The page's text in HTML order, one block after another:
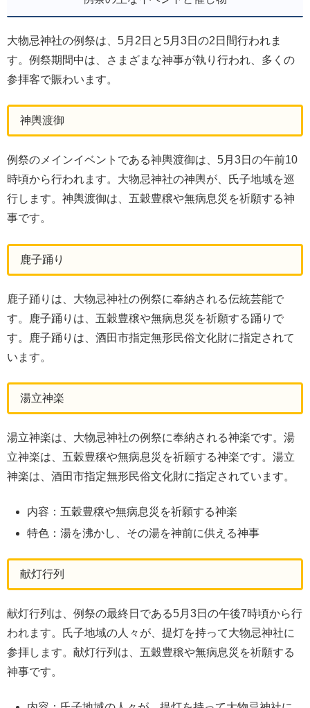
大物忌神社の例祭は、5月2日と5月3日の2日間行われま
す。例祭期間中は、さまざまな神事が執り行われ、多くの
参拝客で賑わいます。
神輿渡御
例祭のメインイベントである神輿渡御は、5月3日の午前10
時頃から行われます。大物忌神社の神輿が、氏子地域を巡
行します。神輿渡御は、五穀豊穣や無病息災を祈願する神
事です。
鹿子踊り
鹿子踊りは、大物忌神社の例祭に奉納される伝統芸能で
す。鹿子踊りは、五穀豊穣や無病息災を祈願する踊りで
す。鹿子踊りは、酒田市指定無形民俗文化財に指定されて
います。
湯立神楽
湯立神楽は、大物忌神社の例祭に奉納される神楽です。湯
立神楽は、五穀豊穣や無病息災を祈願する神楽です。湯立
神楽は、酒田市指定無形民俗文化財に指定されています。
内容：五穀豊穣や無病息災を祈願する神楽
特色：湯を沸かし、その湯を神前に供える神事
献灯行列
献灯行列は、例祭の最終日である5月3日の午後7時頃から行
われます。氏子地域の人々が、提灯を持って大物忌神社に
参拝します。献灯行列は、五穀豊穣や無病息災を祈願する
神事です。